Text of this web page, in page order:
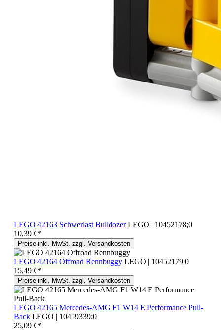
LEGO 42163 Schwerlast BulldozerLEGO | 10452178;0
10,39 €*
Preise inkl. MwSt. zzgl. Versandkosten
LEGO 42164 Offroad Rennbuggy LEGO | 10452179;0
15,49 €*
Preise inkl. MwSt. zzgl. Versandkosten
LEGO 42165 Mercedes-AMG F1 W14 E Performance Pull-
Back LEGO | 10459339;0
25,09 €*